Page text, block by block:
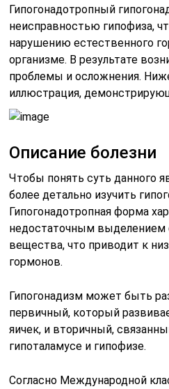
Гипогонадотропный
неисправностью гипофиза,
нарушению естественного
организме. В результате
проблемы и осложнения.
иллюстрация,
Описание болезни
Чтобы понять суть данного
более детально изучить
Гипогонадотропная форма
недостаточным
вещества, что приводит к
гормонов.
Гипогонадизм может быть
первичный, который
яичек, и вторичный,
гипоталамусе и гипофизе.
Согласно Международной